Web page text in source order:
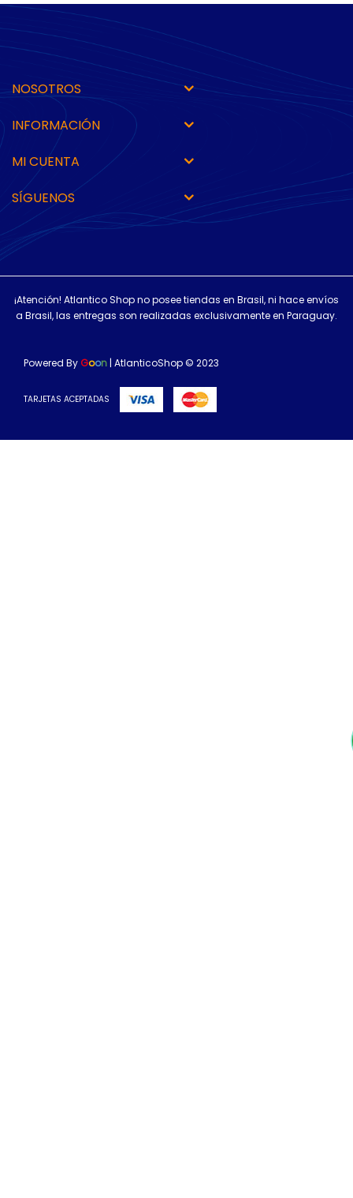
NOSOTROS
INFORMACIÓN
MI CUENTA
SÍGUENOS
¡Atención! Atlantico Shop no posee tiendas en Brasil, ni hace envíos
a Brasil, las entregas son realizadas exclusivamente en Paraguay.
Powered By Goon | AtlanticoShop © 2023
TARJETAS ACEPTADAS